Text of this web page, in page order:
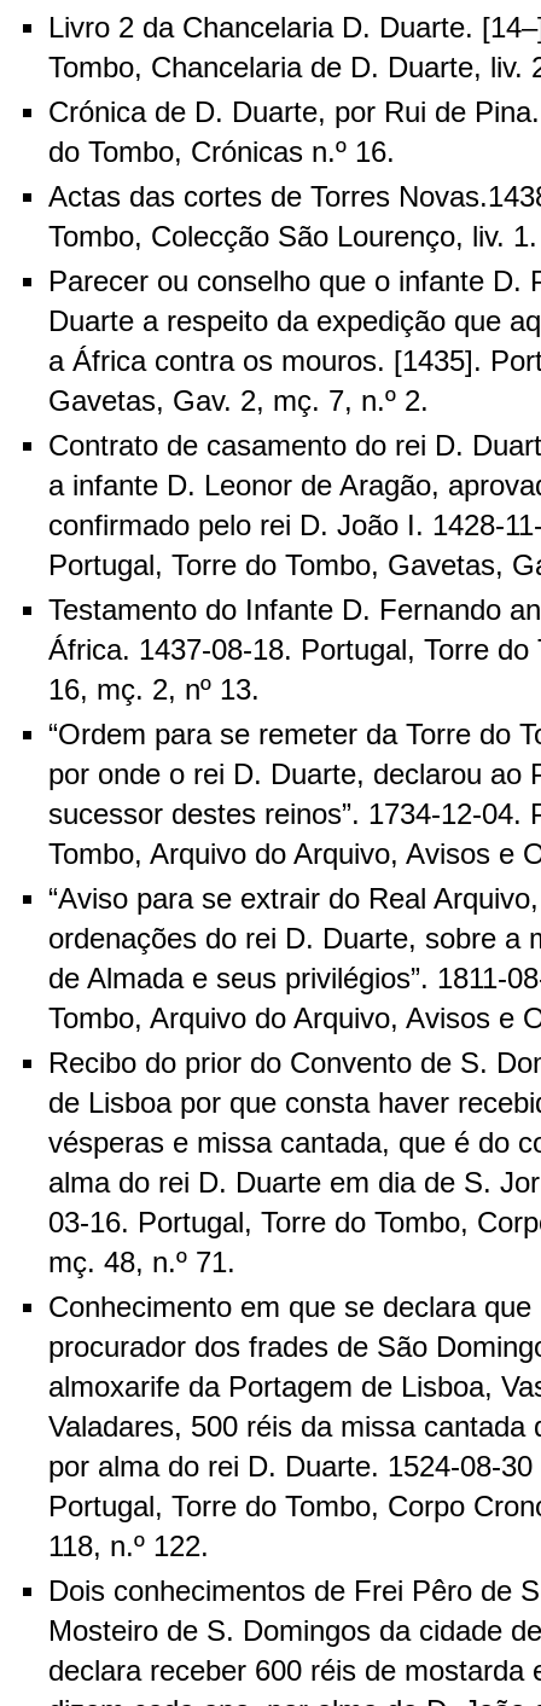
Livro 2 da Chancelaria D. Duarte.
Tombo, Chancelaria de D. Duarte, liv.
Crónica de D. Duarte, por Rui de
do Tombo, Crónicas n.º 16.
Actas das cortes de Torres
Tombo, Colecção São Lourenço, liv. 1.
Parecer ou conselho que o infante D.
Duarte a respeito da expedição que
a África contra os mouros. [1435].
Gavetas, Gav. 2, mç. 7, n.º 2.
Contrato de casamento do rei D.
a infante D. Leonor de Aragão,
confirmado pelo rei D. João I. 1428-
Portugal, Torre do Tombo, Gavetas,
Testamento do Infante D. Fernando
África. 1437-08-18. Portugal, Torre
16, mç. 2, nº 13.
“Ordem para se remeter da Torre do
por onde o rei D. Duarte, declarou ao
sucessor destes reinos”. 1734-12-04.
Tombo, Arquivo do Arquivo, Avisos e
“Aviso para se extrair do Real
ordenações do rei D. Duarte, sobre a
de Almada e seus privilégios”. 1811-
Tombo, Arquivo do Arquivo, Avisos e
Recibo do prior do Convento de S.
de Lisboa por que consta haver
vésperas e missa cantada, que é do
alma do rei D. Duarte em dia de S.
03-16. Portugal, Torre do Tombo,
mç. 48, n.º 71.
Conhecimento em que se declara
procurador dos frades de São
almoxarife da Portagem de Lisboa,
Valadares, 500 réis da missa cantada
por alma do rei D. Duarte. 1524-08-
Portugal, Torre do Tombo, Corpo
118, n.º 122.
Dois conhecimentos de Frei Pêro de
Mosteiro de S. Domingos da cidade
declara receber 600 réis de mostarda